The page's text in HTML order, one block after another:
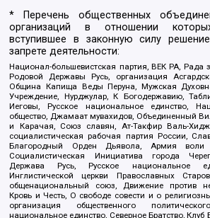
* Перечень общественных
организаций в отношении
вступившее в законную силу
запрете деятельности:
Национал-большевистская партия, ВЕК РА, Рада
Родовой Державы Русь, организация
Община Капища Веды Перуна, Мужская
Учреждение, Нурджулар, К Богодержавию,
Иеговы, Русское национальное единство,
общество, Джамаат мувахидов, Объединенный
и Карачая, Союз славян, Ат-Такфир Валь-
социалистическая рабочая партия России,
Благородный Орден Дьявола, Армия воли
Социалистическая Инициатива города
Держава Русь, Русское национальное
Инглистической церкви Православных
общенациональный союз, Движение против
Кровь и Честь, О свободе совести и о
организация общественного
национальное единство, Северное Братство,